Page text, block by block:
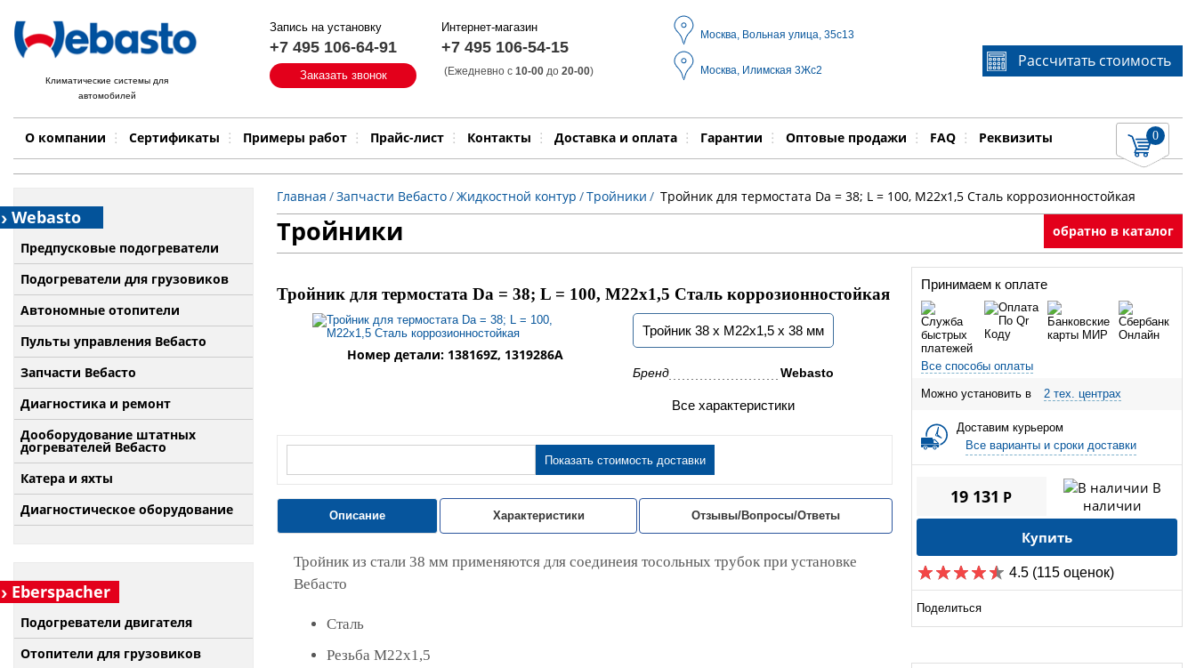
Климатические системы для
автомобилей
Запись на установку
+7 495 106-64-91
Заказать звонок
Интернет-магазин
+7 495 106-54-15
(Ежедневно с 10-00 до 20-00)
Москва, Вольная улица, 35с13
Москва, Илимская 3Жс2
Рассчитать стоимость
О компании Сертификаты Примеры работ Прайс-лист Контакты Доставка и оплата Гарантии Оптовые продажи FAQ Реквизиты 0
Быстрый поиск:
Если Вы не знаете идентификационный номер
запчасти, звоните по телефону+7 495 106-64-91, мы
Примеры работ Бренд Модель Выполняемые работы
Webasto
Предпусковые подогреватели
Подогреватели для грузовиков
Автономные отопители
Пульты управления Вебасто
Запчасти Вебасто
Диагностика и ремонт
Дооборудование штатных
догревателей Вебасто
Катера и яхты
Диагностическое оборудование
Eberspacher
Подогреватели двигателя
Отопители для грузовиков
Главная /Запчасти Вебасто/Жидкостной контур /Тройники / Тройник для термостата Da = 38; L = 100, M22х1,5 Сталь коррозионностойкая
обратно в каталог
Тройники
Принимаем к оплате
Все способы оплаты
Можно установить в 2 тех. центрах
Доставим курьером
Все варианты и сроки доставки
19 131 P
В
наличии
Купить
4.5 (115 оценок)
Поделиться
Тройник для термостата Da = 38; L = 100, M22х1,5 Сталь коррозионностойкая
Номер детали: 138169Z, 1319286A
Тройник 38 х M22х1,5 х 38 мм
Бренд Webasto
Все характеристики
Показать стоимость доставки
Описание Характеристики Отзывы/Вопросы/Ответы
Тройник из стали 38 мм применяются для соединеия тосольных трубок при установке
Вебасто
Сталь
Резьба M22х1,5